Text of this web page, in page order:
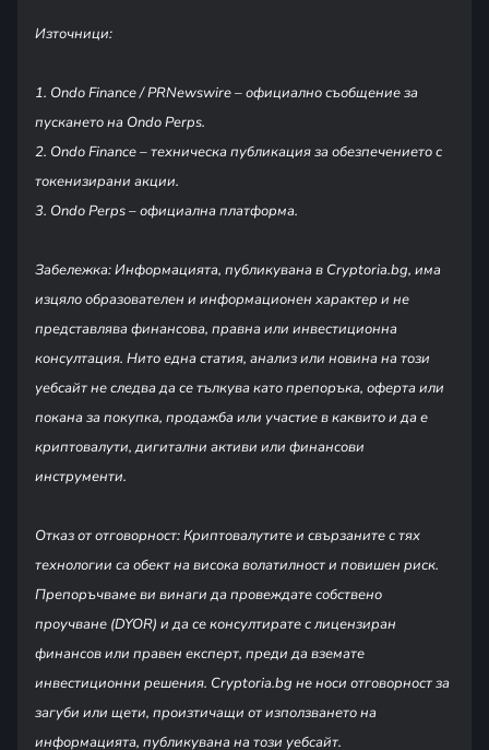
Източници:
1. Ondo Finance / PRNewswire – официално съобщение за
пускането на Ondo Perps.
2. Ondo Finance – техническа публикация за обезпечението с
токенизирани акции.
3. Ondo Perps – официална платформа.
Забележка: Информацията, публикувана в Cryptoria.bg, има
изцяло образователен и информационен характер и не
представлява финансова, правна или инвестиционна
консултация. Нито една статия, анализ или новина на този
уебсайт не следва да се тълкува като препоръка, оферта или
покана за покупка, продажба или участие в каквито и да е
криптовалути, дигитални активи или финансови
инструменти.
Отказ от отговорност: Криптовалутите и свързаните с тях
технологии са обект на висока волатилност и повишен риск.
Препоръчваме ви винаги да провеждате собствено
проучване (DYOR) и да се консултирате с лицензиран
финансов или правен експерт, преди да вземате
инвестиционни решения. Cryptoria.bg не носи отговорност за
загуби или щети, произтичащи от използването на
информацията, публикувана на този уебсайт.